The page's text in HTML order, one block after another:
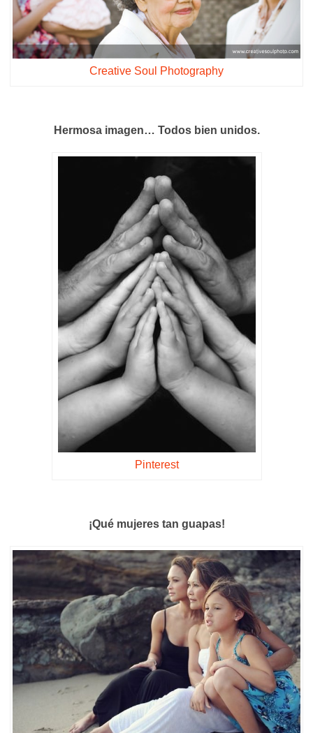
Creative Soul Photography
Hermosa imagen… Todos bien unidos.
Pinterest
¡Qué mujeres tan guapas!